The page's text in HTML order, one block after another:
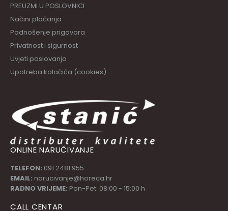
PREUZMI U POSLOVNICI
Načini plaćanja
Podnošenje prigovora
Privatnost i sigurnost
Uvjeti poslovanja
Upotreba kolačića (cookies)
ONLINE NARUČIVANJE
TELEFON: 091 2481 955
EMAIL: narucivanje@horeca.hr
RADNO VRIJEME: Pon-Pet: 08:00 - 15:00 h
CALL CENTAR